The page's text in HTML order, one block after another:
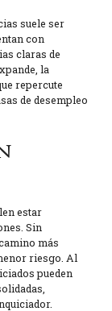
suele ser
con
claras de
la
repercute
de desempleo
estar
Sin
más
riesgo. Al
pueden